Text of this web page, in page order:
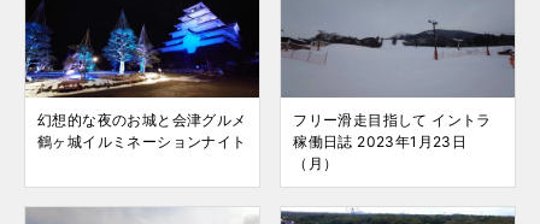
幻想的な夜のお城と会津グルメ
鶴ヶ城イルミネーションナイト
フリー滑走目指して イントラ
稼働日誌 2023年1月23日
（月）